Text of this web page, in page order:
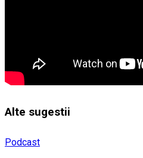
Alte sugestii
Podcast